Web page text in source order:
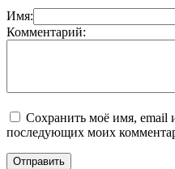
Имя:
Комментарий:
Сохранить моё имя, email
последующих моих